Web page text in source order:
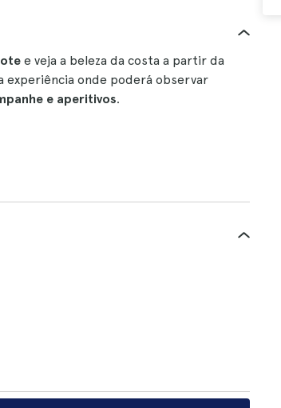
e veja a beleza da costa a partir da
experiência onde poderá observar
e aperitivos.